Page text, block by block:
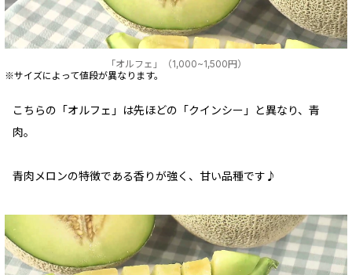
「オルフェ」（1,000~1,500円）
※サイズによって値段が異なります。
こちらの「オルフェ」は先ほどの「クインシー」と異なり、青
肉。
青肉メロンの特徴である香りが強く、甘い品種です♪